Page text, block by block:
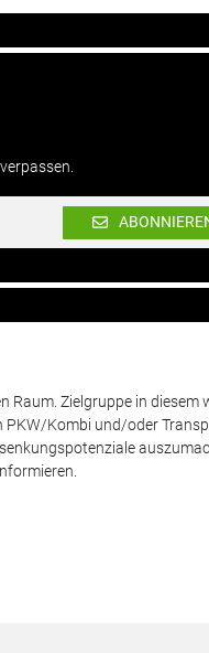
Zielgruppe in diesem
PKW/Kombi und/oder